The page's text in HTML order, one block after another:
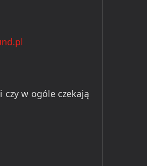
czy w ogóle czekają